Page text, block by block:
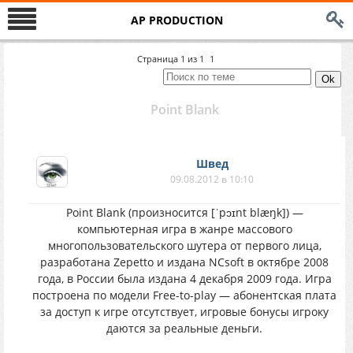
AP PRODUCTION
Страница 1 из 1 1
Point Blank
Швед
09.08.2012 в 10:10
Point Blank (произносится [ˈpɔɪnt blæŋk]) —
компьютерная игра в жанре массового
многопользовательского шутера от первого лица,
разработана Zepetto и издана NCsoft в октябре 2008
года, в России была издана 4 декабря 2009 года. Игра
построена по модели Free-to-play — абонентская плата
за доступ к игре отсутствует, игровые бонусы игроку
даются за реальные деньги.